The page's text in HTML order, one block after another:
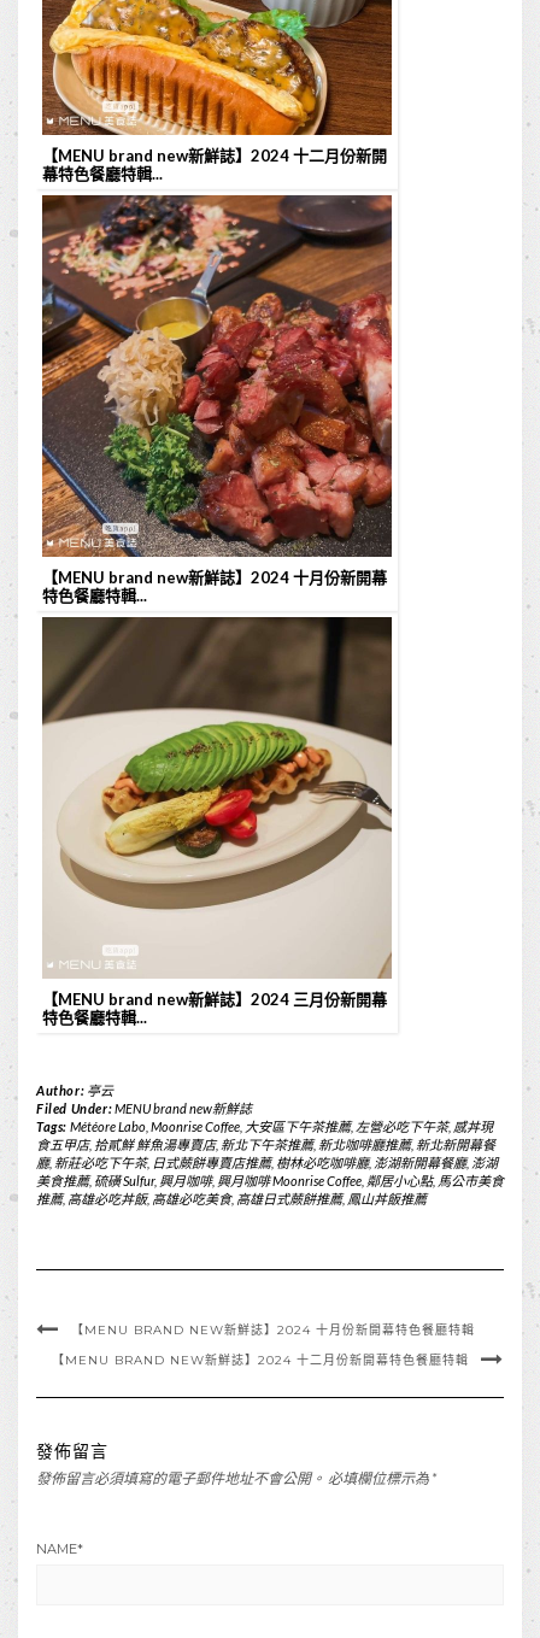
【MENU brand new新鮮誌】2024 十二月份新開
幕特色餐廳特輯...
【MENU brand new新鮮誌】2024 十月份新開幕
特色餐廳特輯...
【MENU brand new新鮮誌】2024 三月份新開幕
特色餐廳特輯...
Author: 亭云
Filed Under:MENU brand new新鮮誌
Tags: Météore Labo, Moonrise Coffee, 大安區下午茶推薦, 左營必吃下午茶, 感丼現
食五甲店, 拾貳鮮 鮮魚湯專賣店, 新北下午茶推薦, 新北咖啡廳推薦, 新北新開幕餐
廳, 新莊必吃下午茶, 日式蕨餅專賣店推薦, 樹林必吃咖啡廳, 澎湖新開幕餐廳, 澎湖
美食推薦, 硫磺 Sulfur, 興月咖啡, 興月咖啡 Moonrise Coffee 鄰居小心點, 馬公市美食
推薦, 高雄必吃丼飯, 高雄必吃美食, 高雄日式蕨餅推薦, 鳳山丼飯推薦
【MENU BRAND NEW新鮮誌】2024 十月份新開幕特色餐廳特輯
【MENU BRAND NEW新鮮誌】2024 十二月份新開幕特色餐廳特輯
發佈留言
發佈留言必須填寫的電子郵件地址不會公開。 必填欄位標示為 *
NAME*